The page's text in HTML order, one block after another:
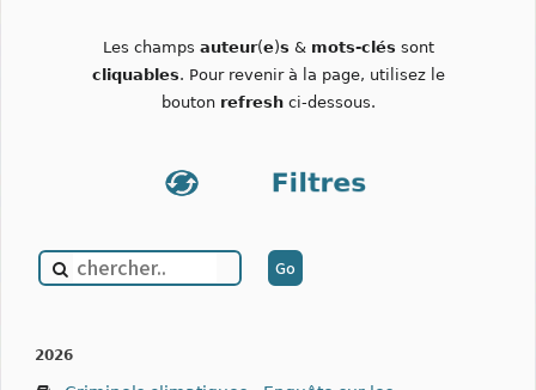
Les champs auteur(e)s & mots-clés sont
cliquables. Pour revenir à la page, utilisez le
bouton refreshci-dessous.
2026